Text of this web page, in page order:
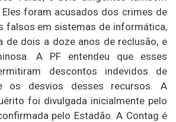
foram acusados dos crimes de
falsos em sistemas de informática,
de dois a doze anos de reclusão, e
A PF entendeu que esses
descontos indevidos de
os desvios desses recursos. A
foi divulgada inicialmente pelo
pelo Estadão. A Contag é